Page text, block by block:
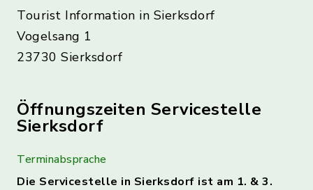
Tourist Information in Sierksdorf
Vogelsang 1
23730 Sierksdorf
Öffnungszeiten Servicestelle
Sierksdorf
Terminabsprache
Die Servicestelle in Sierksdorf ist am 1. & 3.